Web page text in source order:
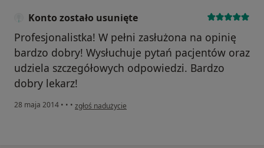
Konto zostało usunięte
Profesjonalistka! W pełni zasłużona na opinię
bardzo dobry! Wysłuchuje pytań pacjentów oraz
udziela szczegółowych odpowiedzi. Bardzo
dobry lekarz!
28 maja 2014 • • • w opinii użytkownika Konto zostało usunięte
zgłoś nadużycie